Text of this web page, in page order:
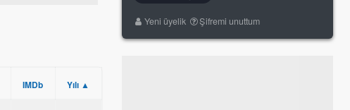
IMDb Yılı ▲
Yeni üyelik Şifremi unuttum